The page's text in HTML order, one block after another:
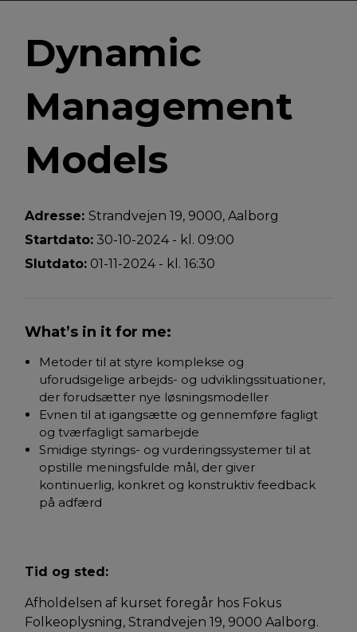
Dynamic
Management
Models
Adresse: Strandvejen 19, 9000, Aalborg
Startdato: 30-10-2024 - kl. 09:00
Slutdato: 01-11-2024 - kl. 16:30
What’s in it for me:
Metoder til at styre komplekse og
uforudsigelige arbejds- og udviklingssituationer,
der forudsætter nye løsningsmodeller
Evnen til at igangsætte og gennemføre fagligt
og tværfagligt samarbejde
Smidige styrings- og vurderingssystemer til at
opstille meningsfulde mål, der giver
kontinuerlig, konkret og konstruktiv feedback
på adfærd
Tid og sted:
Afholdelsen af kurset foregår hos Fokus
Folkeoplysning, Strandvejen 19, 9000 Aalborg.